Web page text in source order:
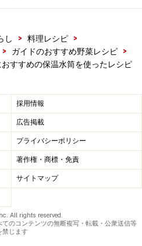
保温しておきます。
し > 料理レシピ
>
> ガイドのおすすめ野菜レシピ
>
すすめの保温水筒を使ったレシピ
採用情報
広告掲載
プライバシーポリシー
著作権・商標・免責
サイトマップ
All rights reserved.
のコンテンツの無断複写・転載・公衆送信等
禁じます